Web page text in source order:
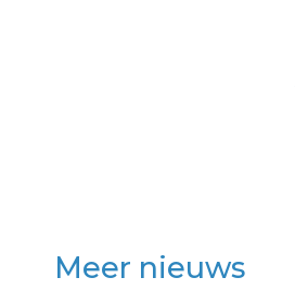
Meer nieuws